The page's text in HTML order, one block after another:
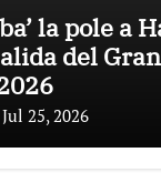
la pole a
del
Jul 25, 2026